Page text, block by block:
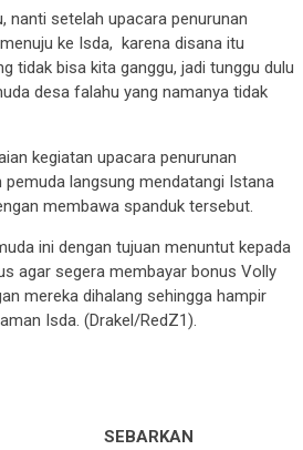
nanti setelah upacara penurunan
ke Isda, karena disana itu
tidak bisa kita ganggu, jadi tunggu dulu
desa falahu yang namanya tidak
kegiatan upacara penurunan
pemuda langsung mendatangi Istana
membawa spanduk tersebut.
ini dengan tujuan menuntut kepada
agar segera membayar bonus Volly
mereka dihalang sehingga hampir
Isda. (Drakel/RedZ1).
SEBARKAN